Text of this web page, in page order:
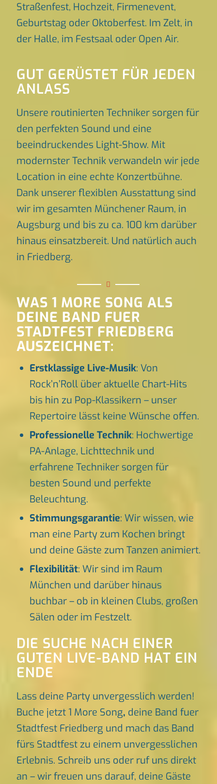
Straßenfest, Hochzeit, Firmenevent,
Geburtstag oder Oktoberfest. Im Zelt, in
der Halle, im Festsaal oder Open Air.
GUT GERÜSTET FÜR JEDEN
ANLASS
Unsere routinierten Techniker sorgen für
den perfekten Sound und eine
beeindruckendes Light-Show. Mit
modernster Technik verwandeln wir jede
Location in eine echte Konzertbühne.
Dank unserer flexiblen Ausstattung sind
wir im gesamten Münchener Raum, in
Augsburg und bis zu ca. 100 km darüber
hinaus einsatzbereit. Und natürlich auch
in Friedberg.
WAS 1 MORE SONG ALS
DEINE BAND FUER
STADTFEST FRIEDBERG
AUSZEICHNET:
Erstklassige Live-Musik: Von
Rock’n’Roll über aktuelle Chart-Hits
bis hin zu Pop-Klassikern – unser
Repertoire lässt keine Wünsche offen.
Professionelle Technik: Hochwertige
PA-Anlage, Lichttechnik und
erfahrene Techniker sorgen für
besten Sound und perfekte
Beleuchtung.
Stimmungsgarantie: Wir wissen, wie
man eine Party zum Kochen bringt
und deine Gäste zum Tanzen animiert.
Flexibilität: Wir sind im Raum
München und darüber hinaus
buchbar – ob in kleinen Clubs, großen
Sälen oder im Festzelt.
DIE SUCHE NACH EINER
GUTEN LIVE-BAND HAT EIN
ENDE
Lass deine Party unvergesslich werden!
Buche jetzt 1 More Song, deine Band fuer
Stadtfest Friedberg und mach das Band
fürs Stadtfest zu einem unvergesslichen
Erlebnis. Schreib uns oder ruf uns direkt
an – wir freuen uns darauf, deine Gäste